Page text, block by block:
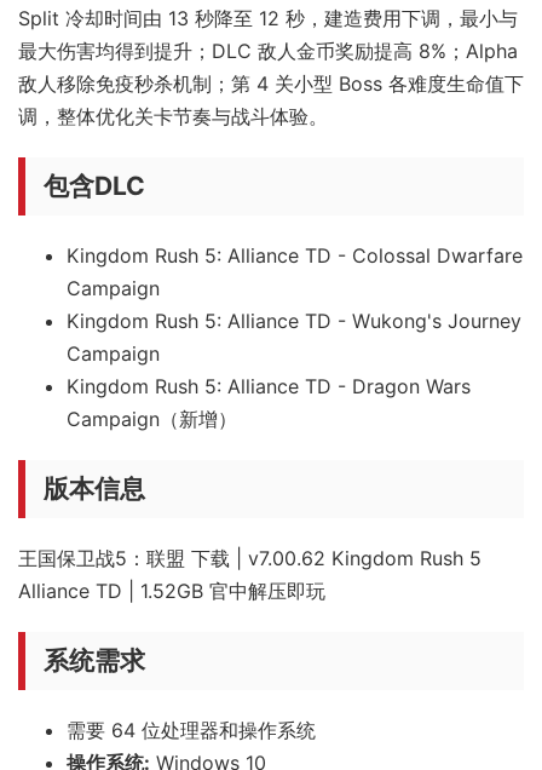
Split 冷却时间由 13 秒降至 12 秒，建造费用下调，最小与
最大伤害均得到提升；DLC 敌人金币奖励提高 8%；Alpha
敌人移除免疫秒杀机制；第 4 关小型 Boss 各难度生命值下
调，整体优化关卡节奏与战斗体验。
包含DLC
Kingdom Rush 5: Alliance TD - Colossal Dwarfare
Campaign
Kingdom Rush 5: Alliance TD - Wukong's Journey
Campaign
Kingdom Rush 5: Alliance TD - Dragon Wars
Campaign（新增）
版本信息
王国保卫战5：联盟 下载 | v7.00.62 Kingdom Rush 5
Alliance TD | 1.52GB 官中解压即玩
系统需求
需要 64 位处理器和操作系统
操作系统: Windows 10